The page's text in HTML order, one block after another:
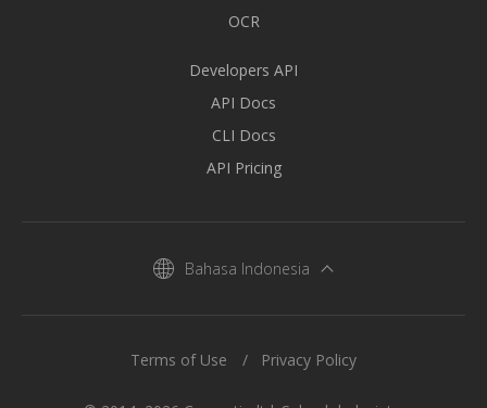
OCR
Developers API
API Docs
CLI Docs
API Pricing
Bahasa Indonesia
Terms of Use Privacy Policy